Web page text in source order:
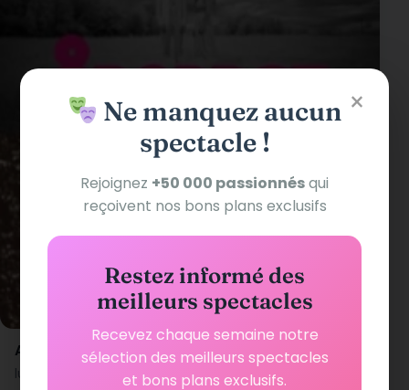
Arabrot et Lost In Kyiv
lundi 23 novembre 2026 à 20h00
×
Ne manquez aucun
spectacle !
Rejoignez +50 000 passionnésqui
reçoivent nos bons plans exclusifs
Restez informé des
meilleurs spectacles
Recevez chaque semaine notre
sélection des meilleurs spectacles
et bons plans exclusifs.